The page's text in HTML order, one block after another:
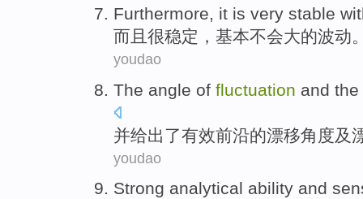
Furthermore, it is very stable
而且 很稳定 ，基本不会大的波动
youdao
The angle of fluctuation and the
并给出了有效前沿的漂移角度及
youdao
Strong analytical ability and